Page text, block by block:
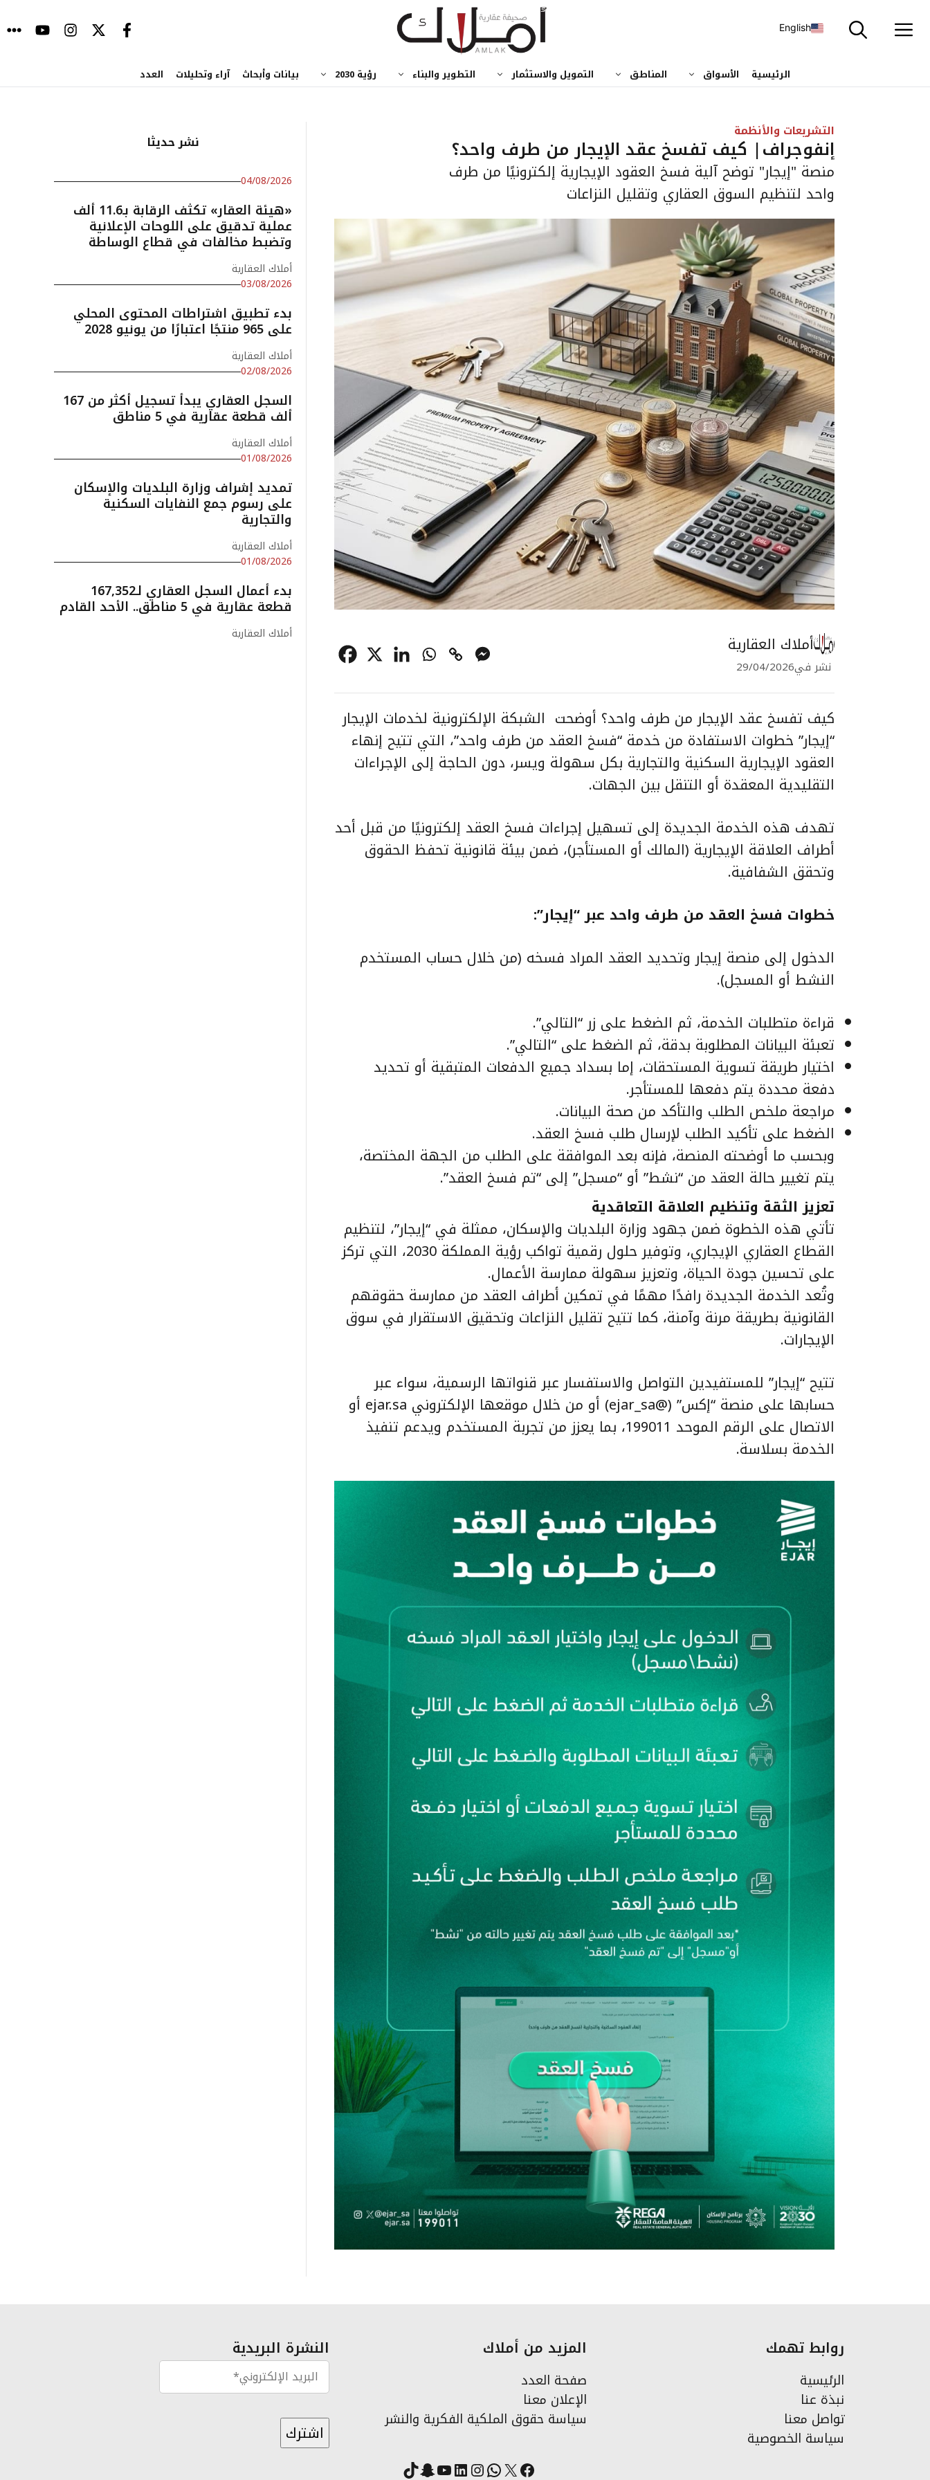
إلى
English
الرئيسية الأسواق المناطق التمويل والاستثمار التطوير والبناء رؤية 2030 بيانات وأبحاث آراء وتحليلات العدد
التشريعات والأنظمة
إنفوجراف| كيف تفسخ عقد الإيجار من طرف واحد؟
منصة "إيجار" توضح آلية فسخ العقود الإيجارية إلكترونيًا من طرف
واحد لتنظيم السوق العقاري وتقليل النزاعات
أملاك العقارية
نشر في29/04/2026
كيف تفسخ عقد الإيجار من طرف واحد؟ أوضحت الشبكة الإلكترونية لخدمات الإيجار
“إيجار” خطوات الاستفادة من خدمة “فسخ العقد من طرف واحد”، التي تتيح إنهاء
العقود الإيجارية السكنية والتجارية بكل سهولة ويسر، دون الحاجة إلى الإجراءات
التقليدية المعقدة أو التنقل بين الجهات.
تهدف هذه الخدمة الجديدة إلى تسهيل إجراءات فسخ العقد إلكترونيًا من قبل أحد
أطراف العلاقة الإيجارية (المالك أو المستأجر)، ضمن بيئة قانونية تحفظ الحقوق
وتحقق الشفافية.
خطوات فسخ العقد من طرف واحد عبر “إيجار”:
الدخول إلى منصة إيجار وتحديد العقد المراد فسخه (من خلال حساب المستخدم
النشط أو المسجل).
قراءة متطلبات الخدمة، ثم الضغط على زر “التالي”.
تعبئة البيانات المطلوبة بدقة، ثم الضغط على “التالي”.
اختيار طريقة تسوية المستحقات، إما بسداد جميع الدفعات المتبقية أو تحديد
دفعة محددة يتم دفعها للمستأجر.
مراجعة ملخص الطلب والتأكد من صحة البيانات.
الضغط على تأكيد الطلب لإرسال طلب فسخ العقد.
وبحسب ما أوضحته المنصة، فإنه بعد الموافقة على الطلب من الجهة المختصة،
يتم تغيير حالة العقد من “نشط” أو “مسجل” إلى “تم فسخ العقد”.
تعزيز الثقة وتنظيم العلاقة التعاقدية
تأتي هذه الخطوة ضمن جهود وزارة البلديات والإسكان، ممثلة في “إيجار”، لتنظيم
القطاع العقاري الإيجاري، وتوفير حلول رقمية تواكب رؤية المملكة 2030، التي تركز
على تحسين جودة الحياة، وتعزيز سهولة ممارسة الأعمال.
وتُعد الخدمة الجديدة رافدًا مهمًا في تمكين أطراف العقد من ممارسة حقوقهم
القانونية بطريقة مرنة وآمنة، كما تتيح تقليل النزاعات وتحقيق الاستقرار في سوق
الإيجارات.
تتيح “إيجار” للمستفيدين التواصل والاستفسار عبر قنواتها الرسمية، سواء عبر
حسابها على منصة “إكس” (@ejar_sa) أو من خلال موقعها الإلكتروني ejar.sa أو
الاتصال على الرقم الموحد 199011، بما يعزز من تجربة المستخدم ويدعم تنفيذ
الخدمة بسلاسة.
نشر حديثا
04/08/2026
«هيئة العقار» تكثف الرقابة بـ11.6 ألف
عملية تدقيق على اللوحات الإعلانية
وتضبط مخالفات في قطاع الوساطة
أملاك العقارية
03/08/2026
بدء تطبيق اشتراطات المحتوى المحلي
على 965 منتجًا اعتبارًا من يونيو 2028
أملاك العقارية
02/08/2026
السجل العقاري يبدأ تسجيل أكثر من 167
ألف قطعة عقارية في 5 مناطق
أملاك العقارية
01/08/2026
تمديد إشراف وزارة البلديات والإسكان
على رسوم جمع النفايات السكنية
والتجارية
أملاك العقارية
01/08/2026
بدء أعمال السجل العقاري لـ167,352
قطعة عقارية في 5 مناطق.. الأحد القادم
أملاك العقارية
روابط تهمك
الرئيسية
نبذة عنا
تواصل معنا
سياسة الخصوصية
المزيد من أملاك
صفحة العدد
الإعلان معنا
سياسة حقوق الملكية الفكرية والنشر
النشرة البريدية
فيسبوك
X واتساب
انستقرام
لينكد إنيوتيوب
سناب شات
تيك توك